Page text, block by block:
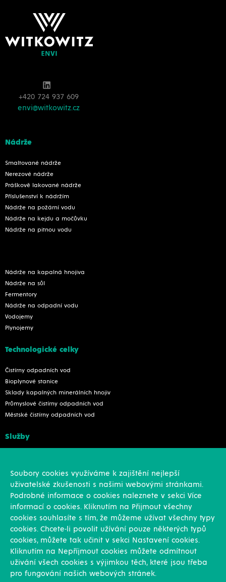
+420 724 937 609
envi@witkowitz.cz
Nádrže
Smaltované nádrže
Nerezové nádrže
Práškově lakované nádrže
Příslušenství k nádržím
Nádrže na požární vodu
Nádrže na kejdu a močůvku
Nádrže na pitnou vodu
Nádrže na kapalná hnojiva
Nádrže na sůl
Fermentory
Nádrže na odpadní vodu
Vodojemy
Plynojemy
Technologické celky
Čistírny odpadních vod
Bioplynové stanice
Sklady kapalných minerálních hnojiv
Průmyslové čistírny odpadních vod
Městské čistírny odpadních vod
Služby
Novinky
Reference
Kariéra
Soubory cookies využíváme k zajištění nejlepší
uživatelské zkušenosti s našimi webovými stránkami.
Podrobné informace o cookies naleznete v sekci Více
informací o cookies. Kliknutím na Přijmout všechny
cookies souhlasíte s tím, že můžeme užívat všechny typy
cookies. Chcete-li povolit užívání pouze některých typů
cookies, můžete tak učinit v sekci Nastavení cookies.
Kliknutím na Nepříjmout cookies můžete odmítnout
uživání všech cookies s výjimkou těch, které jsou třeba
pro fungování našich webových stránek.